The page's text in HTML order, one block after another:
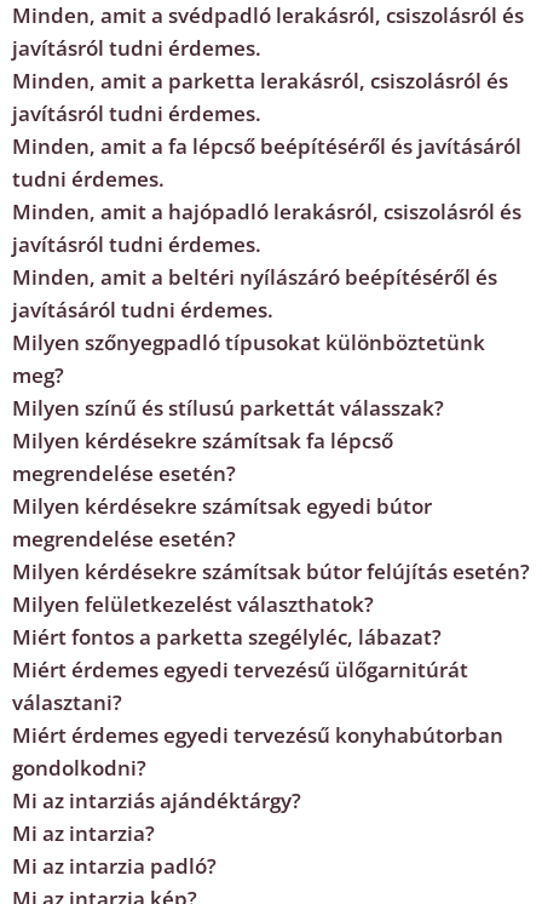
Minden, amit a svédpadló lerakásról, csiszolásról és
javításról tudni érdemes.
Minden, amit a parketta lerakásról, csiszolásról és
javításról tudni érdemes.
Minden, amit a fa lépcső beépítéséről és javításáról
tudni érdemes.
Minden, amit a hajópadló lerakásról, csiszolásról és
javításról tudni érdemes.
Minden, amit a beltéri nyílászáró beépítéséről és
javításáról tudni érdemes.
Milyen szőnyegpadló típusokat különböztetünk
meg?
Milyen színű és stílusú parkettát válasszak?
Milyen kérdésekre számítsak fa lépcső
megrendelése esetén?
Milyen kérdésekre számítsak egyedi bútor
megrendelése esetén?
Milyen kérdésekre számítsak bútor felújítás esetén?
Milyen felületkezelést választhatok?
Miért fontos a parketta szegélyléc, lábazat?
Miért érdemes egyedi tervezésű ülőgarnitúrát
választani?
Miért érdemes egyedi tervezésű konyhabútorban
gondolkodni?
Mi az intarziás ajándéktárgy?
Mi az intarzia?
Mi az intarzia padló?